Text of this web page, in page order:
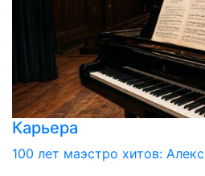
Карьера
100 лет маэстро хитов: